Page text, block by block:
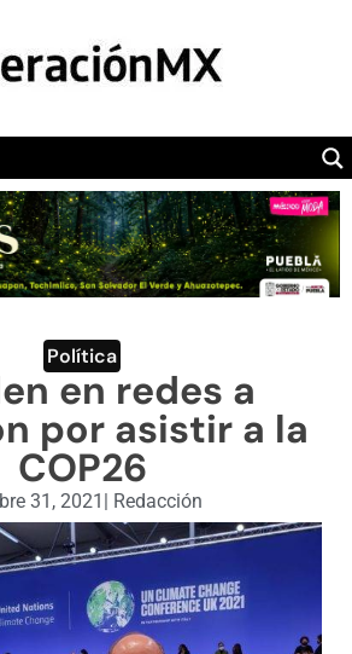
POLÍTICA
CAMALEÓN
OPINIÓN
DEPORTES
ENGLISH SECTION
VIDEOS
Política
en redes a
por asistir a la
COP26
31, 2021 | Redacción